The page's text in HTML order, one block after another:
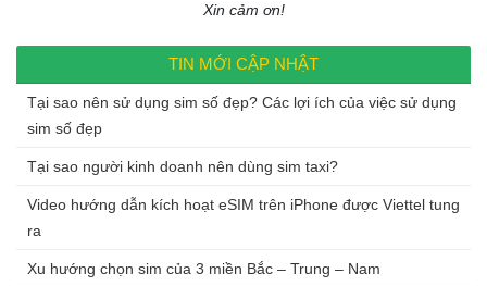
Xin cảm ơn!
TIN MỚI CẬP NHẬT
Tại sao nên sử dụng sim số đẹp? Các lợi ích của việc sử dụng
sim số đẹp
Tại sao người kinh doanh nên dùng sim taxi?
Video hướng dẫn kích hoạt eSIM trên iPhone được Viettel tung
ra
Xu hướng chọn sim của 3 miền Bắc – Trung – Nam